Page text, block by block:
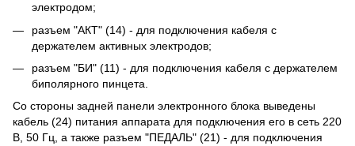
электродом;
разъем "АКТ" (14) - для подключения кабеля с
держателем активных электродов;
разъем "БИ" (11) - для подключения кабеля с держателем
биполярного пинцета.
Со стороны задней панели электронного блока выведены
кабель (24) питания аппарата для подключения его в сеть 220
В, 50 Гц, а также разъем "ПЕДАЛЬ" (21) - для подключения